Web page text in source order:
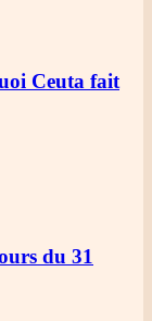
Ceuta fait
du 31